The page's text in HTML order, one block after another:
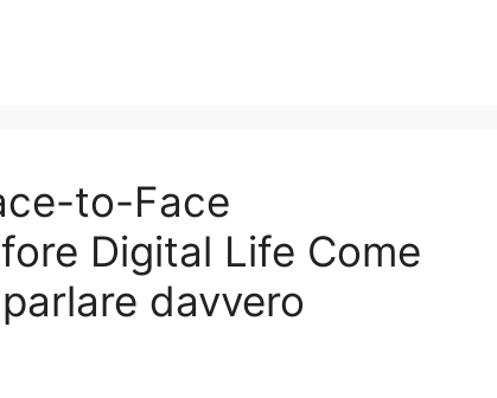
to-Face
Digital Life Come
davvero